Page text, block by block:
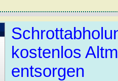
kostenlos
entsorgen